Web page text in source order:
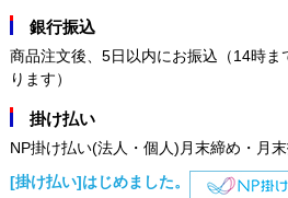
銀行振込
商品注文後、5日以内にお振込（14時ま
ります）
掛け払い
NP掛け払い(法人・個人)月末締め・月
[掛け払い]はじめました。